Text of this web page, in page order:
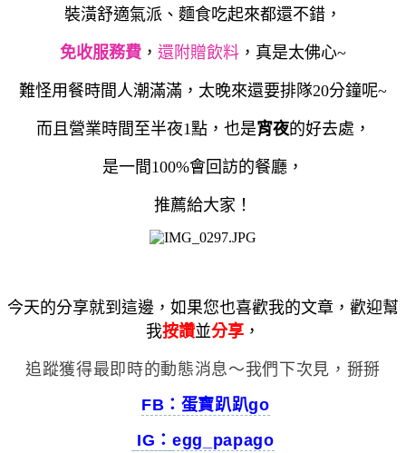
裝潢舒適氣派、麵食吃起來都還不錯，
免收服務費 ， 還附贈飲料 ，真是太佛心~
難怪用餐時間人潮滿滿，太晚來還要排隊20分鐘呢~
而且營業時間至半夜1點，也是宵夜的好去處，
是一間100%會回訪的餐廳，
推薦給大家！
今天的分享就到這邊，如果您也喜歡我的文章，歡迎幫
我按讚並分享 ，
追蹤獲得最即時的動態消息～我們下次見，掰掰
FB：蛋寶趴趴go
IG：egg_papago